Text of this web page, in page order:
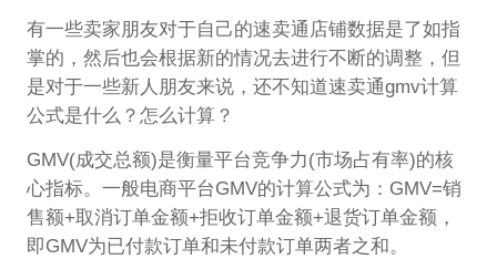
有一些卖家朋友对于自己的速卖通店铺数据是了如指
掌的，然后也会根据新的情况去进行不断的调整，但
是对于一些新人朋友来说，还不知道速卖通gmv计算
公式是什么？怎么计算？
GMV(成交总额)是衡量平台竞争力(市场占有率)的核
心指标。一般电商平台GMV的计算公式为：GMV=销
售额+取消订单金额+拒收订单金额+退货订单金额，
即GMV为已付款订单和未付款订单两者之和。